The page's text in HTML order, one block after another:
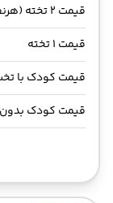
قیمت 2 تخته (هرنفر)
قیمت 1 تخته
قیمت کودک با
قیمت کودک